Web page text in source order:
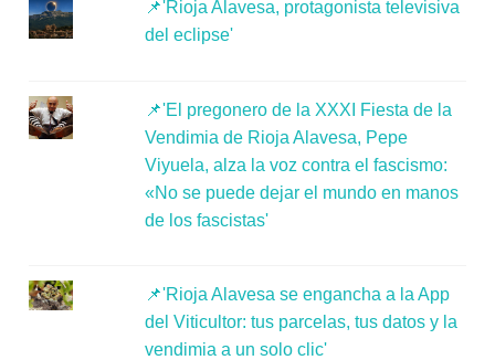
📌'Rioja Alavesa, protagonista televisiva
del eclipse'
📌'El pregonero de la XXXI Fiesta de la
Vendimia de Rioja Alavesa, Pepe
Viyuela, alza la voz contra el fascismo:
«No se puede dejar el mundo en manos
de los fascistas'
📌'Rioja Alavesa se engancha a la App
del Viticultor: tus parcelas, tus datos y la
vendimia a un solo clic'